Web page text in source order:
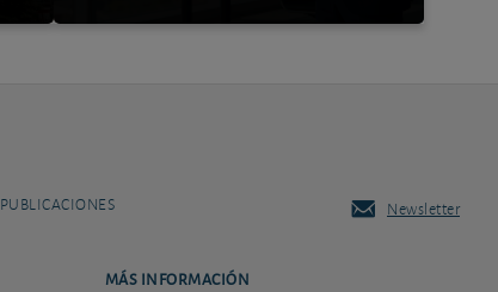
PUBLICACIONES Newsletter
MÁS INFORMACIÓN